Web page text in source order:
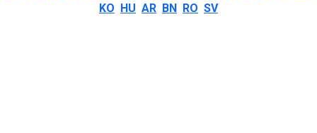
KO HU AR BN RO SV